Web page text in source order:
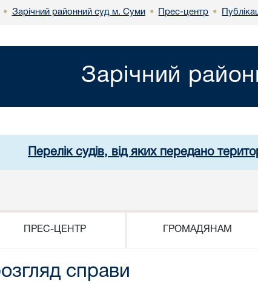
• Зарічний районний суд м. Суми • Прес-центр •
Зарічний
Перелік судів, від яких передано
ПРЕС-ЦЕНТР ГРОМАДЯНАМ
справи